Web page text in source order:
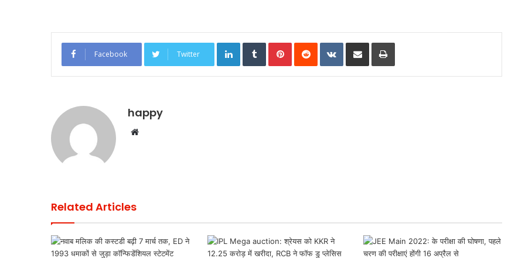
b
o
o
k
A
p
p
Facebook Twitter
LinkedInTumblrPinterestReddit VKontakte
Share via Email Print
happy
Website
Related Articles